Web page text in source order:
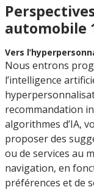
automobile
Vers
Nous entrons
l’intelligence
recommandation
algorithmes d’IA,
proposer des
ou de services au
navigation, en
préférences et de